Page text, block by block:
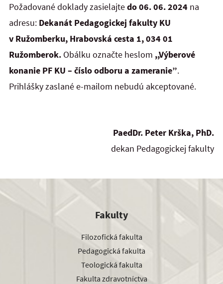
Požadované doklady zasielajtedo 06. 06. 2024 na
adresu: Dekanát Pedagogickej fakulty KU
v Ružomberku, Hrabovská cesta 1, 034 01
Ružomberok. Obálku označte heslom ,,Výberové
konanie PF KU – číslo odboru a zameranie”.
Prihlášky zaslané e-mailom nebudú akceptované.
PaedDr. Peter Krška, PhD.
dekan Pedagogickej fakulty
Fakulty
Filozofická fakulta
Pedagogická fakulta
Teologická fakulta
Fakulta zdravotníctva